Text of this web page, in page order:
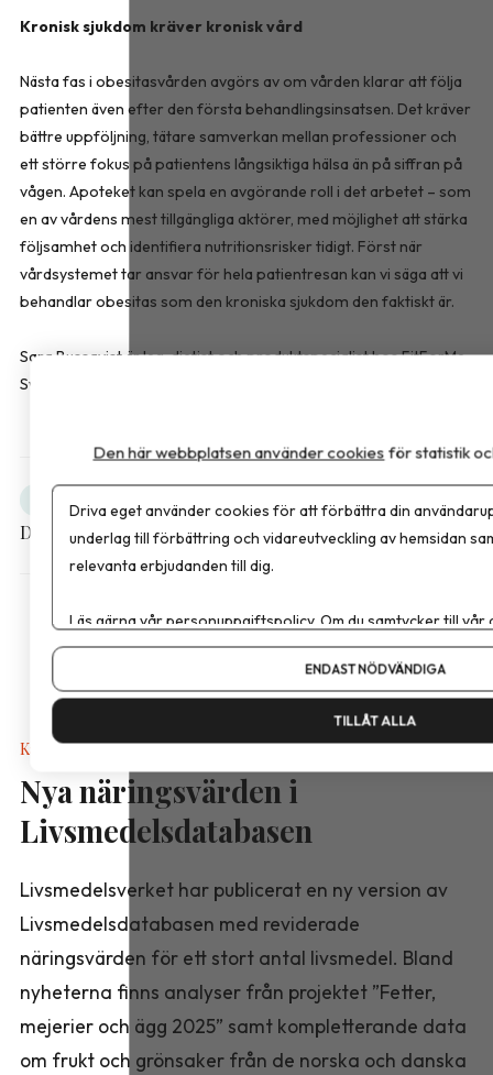
Kronisk sjukdom kräver kronisk vård
Nästa fas i obesitasvården avgörs av om vården klarar att följa
patienten även efter den första behandlingsinsatsen. Det kräver
bättre uppföljning, tätare samverkan mellan professioner och
ett större fokus på patientens långsiktiga hälsa än på siffran på
vågen. Apoteket kan spela en avgörande roll i det arbetet – som
en av vårdens mest tillgängliga aktörer, med möjlighet att stärka
följsamhet och identifiera nutritionsrisker tidigt. Först när
vårdsystemet tar ansvar för hela patientresan kan vi säga att vi
behandlar obesitas som den kroniska sjukdom den faktiskt är.
Sara Bussqvist är leg. dietist och produktspecialist hos FitForMe,
Sverige som erbjuder kosttillskott inom överviktsvård.
Dela artikeln
Kalkyler & Verktyg
Nya näringsvärden i
Livsmedelsdatabasen
Livsmedelsverket har publicerat en ny version av
Livsmedelsdatabasen med reviderade
näringsvärden för ett stort antal livsmedel. Bland
nyheterna finns analyser från projektet ”Fetter,
mejerier och ägg 2025” samt kompletterande data
om frukt och grönsaker från de norska och danska
Den här webbplatsen använder cookies för statistik
Driva eget använder cookies för att förbättra din
underlag till förbättring och vidareutveckling av hemsidan
relevanta erbjudanden till dig.
Läs gärna vårpersonuppgiftspolicy. Om du samtycker till vår
Om du vill ändra ditt val i efterhand hittar du den möjligheten
ENDAST NÖDVÄNDIGA
TILLÅT ALLA